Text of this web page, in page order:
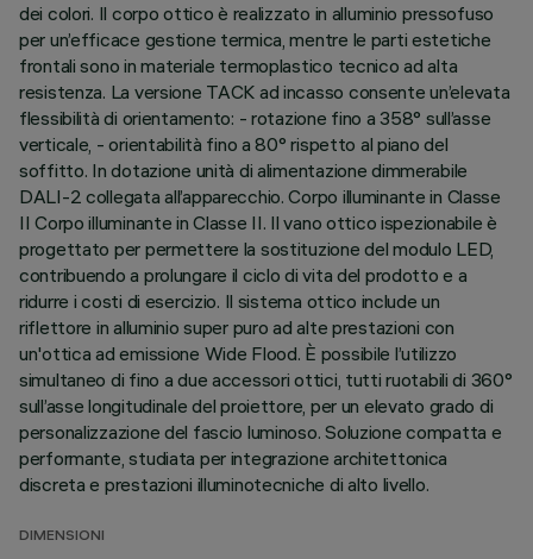
dei colori. Il corpo ottico è realizzato in alluminio pressofuso
per un’efficace gestione termica, mentre le parti estetiche
frontali sono in materiale termoplastico tecnico ad alta
resistenza. La versione TACK ad incasso consente un’elevata
flessibilità di orientamento: - rotazione fino a 358° sull’asse
verticale, - orientabilità fino a 80° rispetto al piano del
soffitto. In dotazione unità di alimentazione dimmerabile
DALI-2 collegata all’apparecchio. Corpo illuminante in Classe
II Corpo illuminante in Classe II. Il vano ottico ispezionabile è
progettato per permettere la sostituzione del modulo LED,
contribuendo a prolungare il ciclo di vita del prodotto e a
ridurre i costi di esercizio. Il sistema ottico include un
riflettore in alluminio super puro ad alte prestazioni con
un'ottica ad emissione Wide Flood. È possibile l’utilizzo
simultaneo di fino a due accessori ottici, tutti ruotabili di 360°
sull’asse longitudinale del proiettore, per un elevato grado di
personalizzazione del fascio luminoso. Soluzione compatta e
performante, studiata per integrazione architettonica
discreta e prestazioni illuminotecniche di alto livello.
DIMENSIONI